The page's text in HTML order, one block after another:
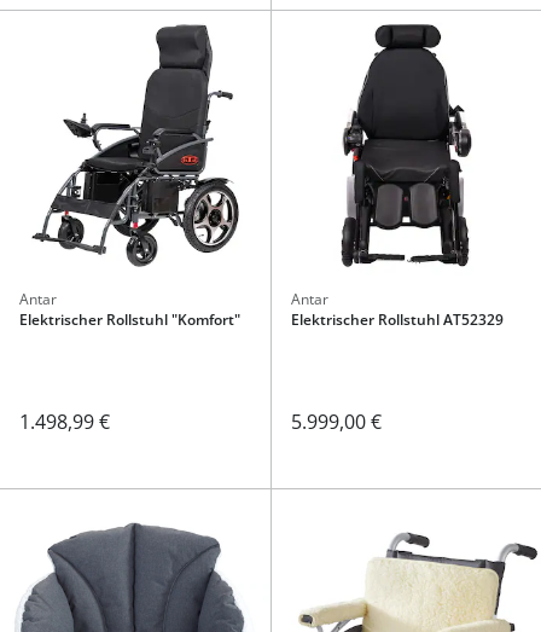
Antar
Elektrischer Rollstuhl "Komfort"
1.498,99 €
Antar
Elektrischer Rollstuhl AT52329
5.999,00 €